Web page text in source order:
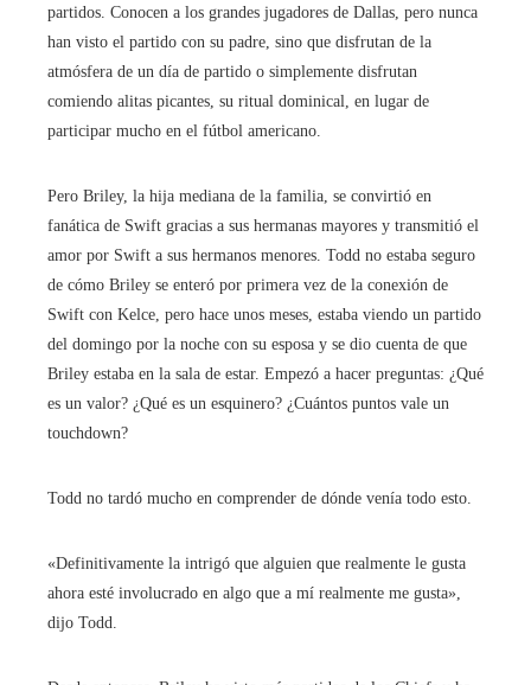
partidos. Conocen a los grandes jugadores de Dallas, pero nunca
han visto el partido con su padre, sino que disfrutan de la
atmósfera de un día de partido o simplemente disfrutan
comiendo alitas picantes, su ritual dominical, en lugar de
participar mucho en el fútbol americano.
Pero Briley, la hija mediana de la familia, se convirtió en
fanática de Swift gracias a sus hermanas mayores y transmitió el
amor por Swift a sus hermanos menores. Todd no estaba seguro
de cómo Briley se enteró por primera vez de la conexión de
Swift con Kelce, pero hace unos meses, estaba viendo un partido
del domingo por la noche con su esposa y se dio cuenta de que
Briley estaba en la sala de estar. Empezó a hacer preguntas: ¿Qué
es un valor? ¿Qué es un esquinero? ¿Cuántos puntos vale un
touchdown?
Todd no tardó mucho en comprender de dónde venía todo esto.
«Definitivamente la intrigó que alguien que realmente le gusta
ahora esté involucrado en algo que a mí realmente me gusta»,
dijo Todd.